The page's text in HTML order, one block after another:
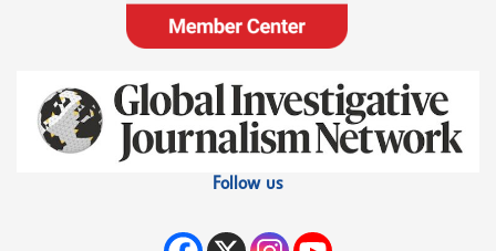
Follow us